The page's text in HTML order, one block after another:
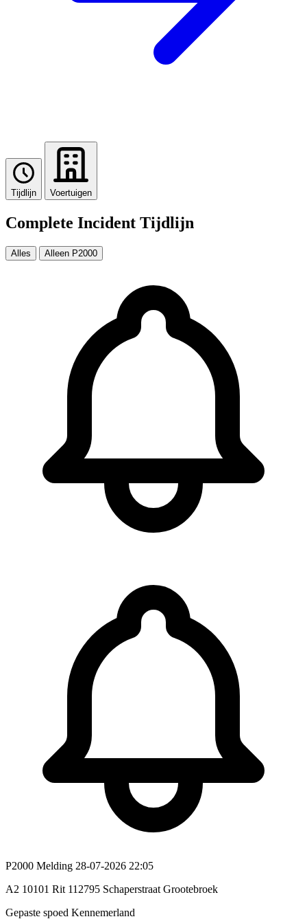
Tijdlijn Voertuigen
Complete Incident Tijdlijn
Alles Alleen P2000
P2000 Melding 28-07-2026 22:05
A2 10101 Rit 112795 Schaperstraat Grootebroek
Gepaste spoed Kennemerland